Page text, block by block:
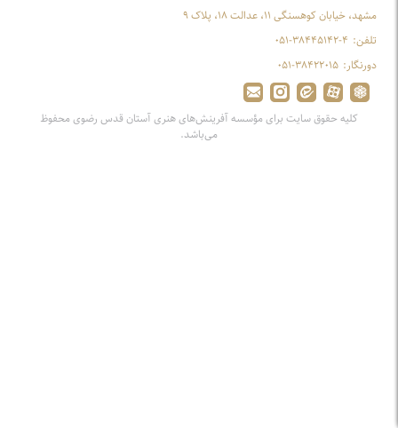
مشهد، خیابان کوهسنگی ۱۱، عدالت ۱۸، پلاک ۹
تلفن: ۰۵۱-۳۸۴۴۵۱۴۲-۴
دورنگار: ۰۵۱-۳۸۴۲۲۰۱۵
کلیه حقوق سایت برای مؤسسه آفرینش‌های هنری آستان قدس رضوی محفوظ
می‌باشد.